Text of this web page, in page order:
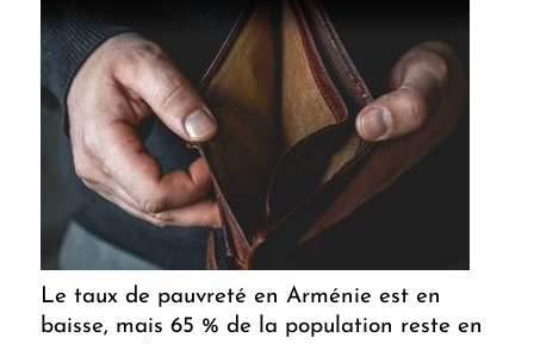
Le taux de pauvreté en Arménie est en
baisse, mais 65 % de la population reste en